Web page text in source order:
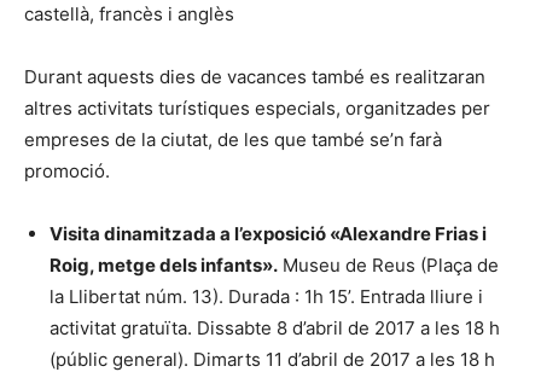
castellà, francès i anglès
Durant aquests dies de vacances també es realitzaran
altres activitats turístiques especials, organitzades per
empreses de la ciutat, de les que també se’n farà
promoció.
Visita dinamitzada a l’exposició «Alexandre Frias i
Roig, metge dels infants». Museu de Reus (Plaça de
la Llibertat núm. 13). Durada : 1h 15’. Entrada lliure i
activitat gratuïta. Dissabte 8 d’abril de 2017 a les 18 h
(públic general). Dimarts 11 d’abril de 2017 a les 18 h